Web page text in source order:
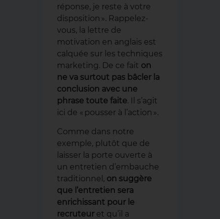
réponse, je reste à votre
disposition ». Rappelez-
vous, la lettre de
motivation en anglais est
calquée sur les techniques
marketing. De ce fait on
ne va surtout pas bâcler la
conclusion avec une
phrase toute faite. Il s’agit
ici de « pousser à l’action ».
Comme dans notre
exemple, plutôt que de
laisser la porte ouverte à
un entretien d’embauche
traditionnel, on suggère
que l’entretien sera
enrichissant pour le
recruteur et qu’il a